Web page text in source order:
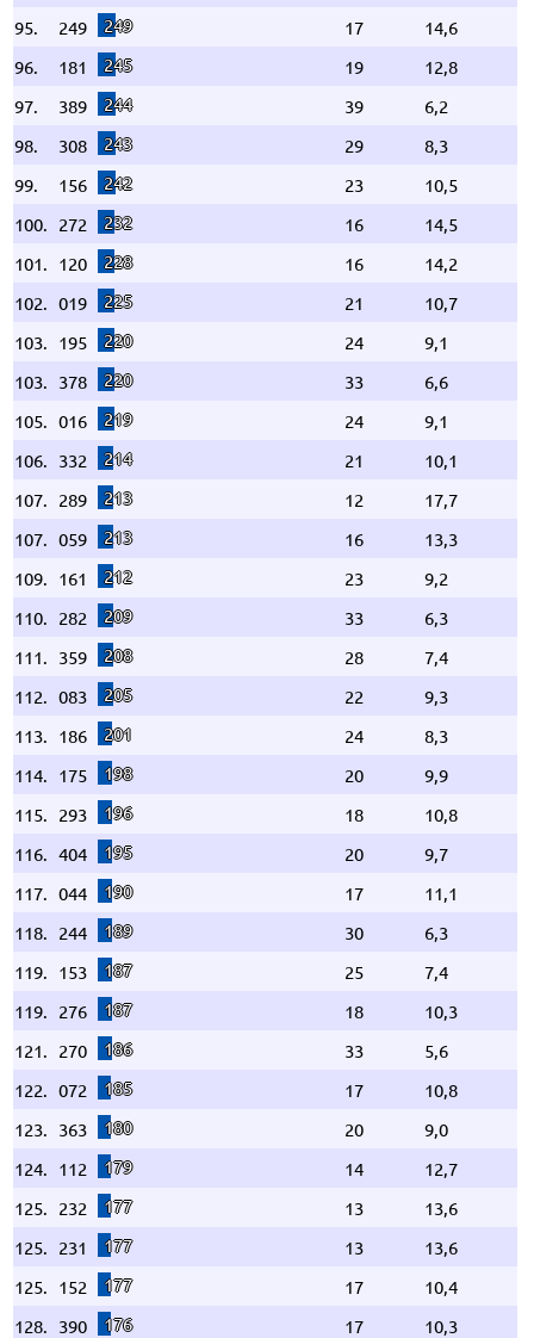
95.
249 249 17
14,6
96.
181 245 19
12,8
97.
389 244 39
6,2
98.
308 243 29
8,3
99.
156 242 23
10,5
100. 272 232 16
14,5
101. 120 228 16
14,2
102. 019 225 21
10,7
103. 195 220 24
9,1
103. 378 220 33
6,6
105. 016 219 24
9,1
106. 332 214 21
10,1
107. 289 213 12
17,7
107. 059 213 16
13,3
109. 161 212 23
9,2
110. 282 209 33
6,3
111. 359 208 28
7,4
112. 083 205 22
9,3
113. 186 201 24
8,3
114. 175 198 20
9,9
115. 293 196 18
10,8
116. 404 195 20
9,7
117. 044 190 17
11,1
118. 244 189 30
6,3
119. 153 187 25
7,4
119. 276 187 18
10,3
121. 270 186 33
5,6
122. 072 185 17
10,8
123. 363 180 20
9,0
124. 112 179 14
12,7
125. 232 177 13
13,6
125. 231 177 13
13,6
125. 152 177 17
10,4
128. 390 176 17
10,3